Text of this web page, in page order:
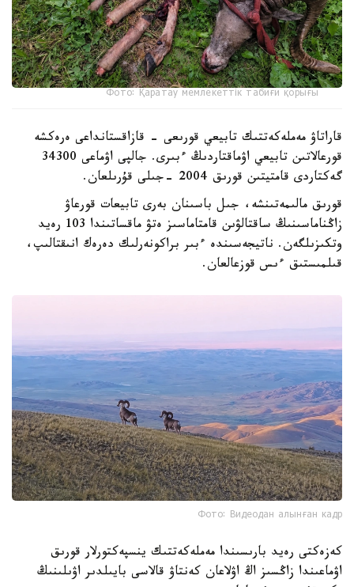
Фото: Қаратау мемлекеттік табиғи қорығы
قاراتاۋ مەملەكەتتىك تابيعي قورىعى - قازاقستانداعى ەرەكشە
قورعالاتىن تابيعي اۋماقتاردىڭ ءبىرى. جالپى اۋماعى 34300
گەكتاردى قامتيتىن قورىق 2004 -جىلى قۇرىلعان.
قورىق مالىمەتىنشە، جىل باسىنان بەرى تابيعات قورعاۋ
زاڭناماسىنىڭ ساقتالۋىن قامتاماسىز ەتۋ ماقساتىندا 103 رەيد
وتكىزىلگەن. ناتيجەسىندە ءبىر براكونەرلىك دەرەك انىقتالىپ،
قىلمىستىق ءىس قوزعالعان.
Фото: Видеодан алынған кадр
كەزەكتى رەيد بارىسىندا مەملەكەتتىك ينسپەكتورلار قورىق
اۋماعىندا زاڭسىز اڭ اۋلاعان كەنتاۋ قالاسى بايىلدىر اۋىلىنىڭ